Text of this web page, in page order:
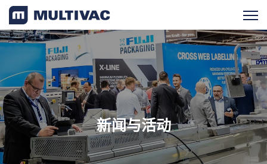
产品检索
产品概览
服务支持
新闻与活动
新闻与活动